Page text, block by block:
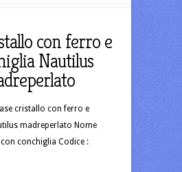
con ferro e
Nautilus
cristallo con ferro e
madreperlato Nome
conchiglia Codice :